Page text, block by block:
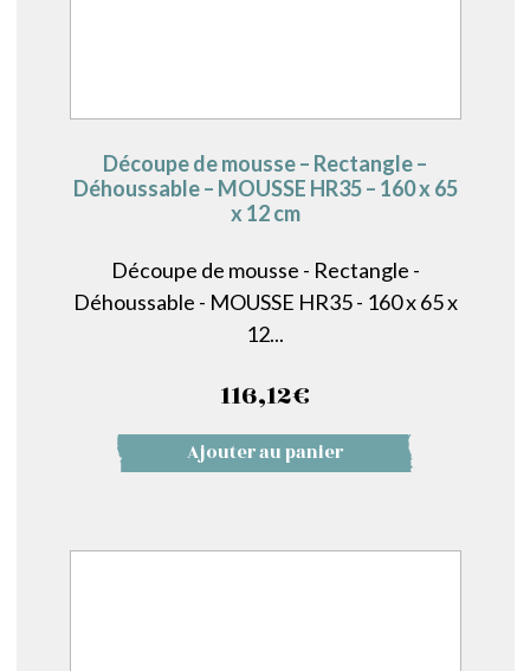
Découpe de mousse – Rectangle –
Déhoussable – MOUSSE HR35 – 160 x 65
x 12 cm
Découpe de mousse - Rectangle -
Déhoussable - MOUSSE HR35 - 160 x 65 x
12...
116,12€
Ajouter au panier